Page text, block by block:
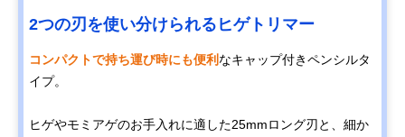
2つの刃を使い分けられるヒゲトリマー
コンパクトで持ち運び時にも便利 なキャップ付きペンシルタ
イプ。
ヒゲやモミアゲのお手入れに適した25mmロング刃と、細か